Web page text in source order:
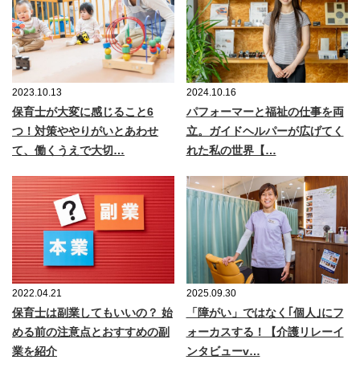
2023.10.13
保育士が大変に感じること6
つ！対策ややりがいとあわせ
て、働くうえで大切…
2024.10.16
パフォーマーと福祉の仕事を両
立。ガイドヘルパーが広げてく
れた私の世界【…
2022.04.21
保育士は副業してもいいの？ 始
める前の注意点とおすすめの副
業を紹介
2025.09.30
「障がい」ではなく｢個人｣にフ
ォーカスする！【介護リレーイ
ンタビューv…